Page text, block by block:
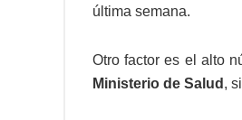
última semana.
Otro factor es el alto
Ministerio de Salud ,